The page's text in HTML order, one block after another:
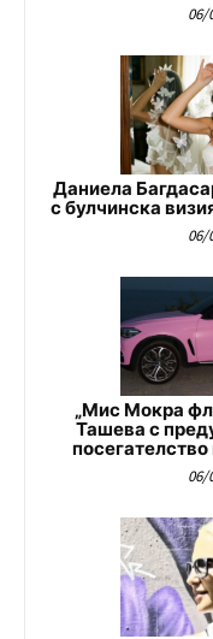
06/
Даниела
с булчинска
06/
„Мис Мокра
Ташева с
06/